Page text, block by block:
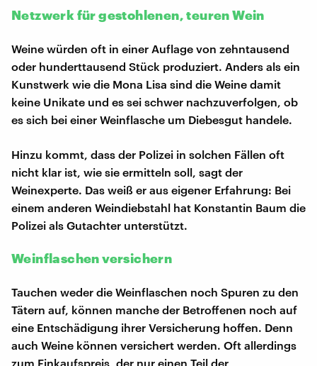
Netzwerk für gestohlenen, teuren Wein
Weine würden oft in einer Auflage von zehntausend
oder hunderttausend Stück produziert. Anders als ein
Kunstwerk wie die Mona Lisa sind die Weine damit
keine Unikate und es sei schwer nachzuverfolgen, ob
es sich bei einer Weinflasche um Diebesgut handele.
Hinzu kommt, dass der Polizei in solchen Fällen oft
nicht klar ist, wie sie ermitteln soll, sagt der
Weinexperte. Das weiß er aus eigener Erfahrung: Bei
einem anderen Weindiebstahl hat Konstantin Baum die
Polizei als Gutachter unterstützt.
Weinflaschen versichern
Tauchen weder die Weinflaschen noch Spuren zu den
Tätern auf, können manche der Betroffenen noch auf
eine Entschädigung ihrer Versicherung hoffen. Denn
auch Weine können versichert werden. Oft allerdings
zum Einkaufspreis, der nur einen Teil der